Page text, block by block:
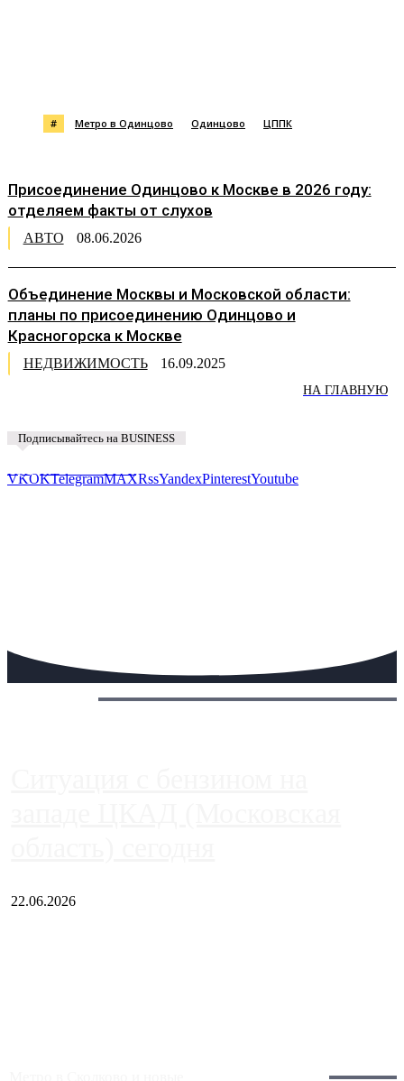
# Метро в Одинцово Одинцово ЦППК
Присоединение Одинцово к Москве в 2026 году:
отделяем факты от слухов
АВТО 08.06.2026
Объединение Москвы и Московской области:
планы по присоединению Одинцово и
Красногорска к Москве
НЕДВИЖИМОСТЬ 16.09.2025
НА ГЛАВНУЮ
Подписывайтесь на BUSINESS
VKOKTelegramMAXRssYandexPinterestYoutube
22.06.2026